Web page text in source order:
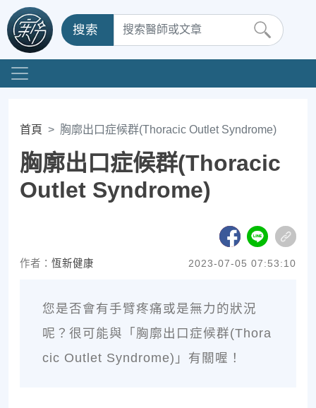
搜索
首頁 胸廓出口症候群(Thoracic Outlet Syndrome)
胸廓出口症候群(Thoracic
Outlet Syndrome)
作者： 恆新健康 2023-07-05 07:53:10
您是否會有手臂疼痛或是無力的狀況
呢？很可能與「胸廓出口症候群(Thora
cic Outlet Syndrome)」有關喔！